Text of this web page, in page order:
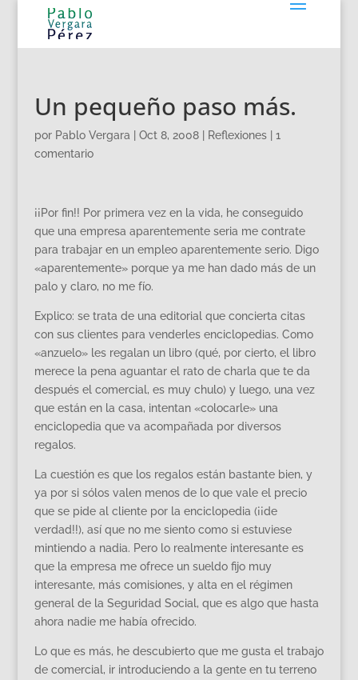
Un pequeño paso más.
por Pablo Vergara Oct 8, 2008| Reflexiones| 1
comentario
¡¡Por fin!! Por primera vez en la vida, he conseguido
que una empresa aparentemente seria me contrate
para trabajar en un empleo aparentemente serio. Digo
«aparentemente» porque ya me han dado más de un
palo y claro, no me fío.
Explico: se trata de una editorial que concierta citas
con sus clientes para venderles enciclopedias. Como
«anzuelo» les regalan un libro (qué, por cierto, el libro
merece la pena aguantar el rato de charla que te da
después el comercial, es muy chulo) y luego, una vez
que están en la casa, intentan «colocarle» una
enciclopedia que va acompañada por diversos
regalos.
La cuestión es que los regalos están bastante bien, y
ya por si sólos valen menos de lo que vale el precio
que se pide al cliente por la enciclopedia (¡¡de
verdad!!), así que no me siento como si estuviese
mintiendo a nadia. Pero lo realmente interesante es
que la empresa me ofrece un sueldo fijo muy
interesante, más comisiones, y alta en el régimen
general de la Seguridad Social, que es algo que hasta
ahora nadie me había ofrecido.
Lo que es más, he descubierto que me gusta el trabajo
de comercial, ir introduciendo a la gente en tu terreno